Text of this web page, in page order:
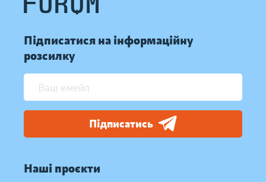
Підписатися на інформаційну
розсилку
Підписатись
Наші проєкти